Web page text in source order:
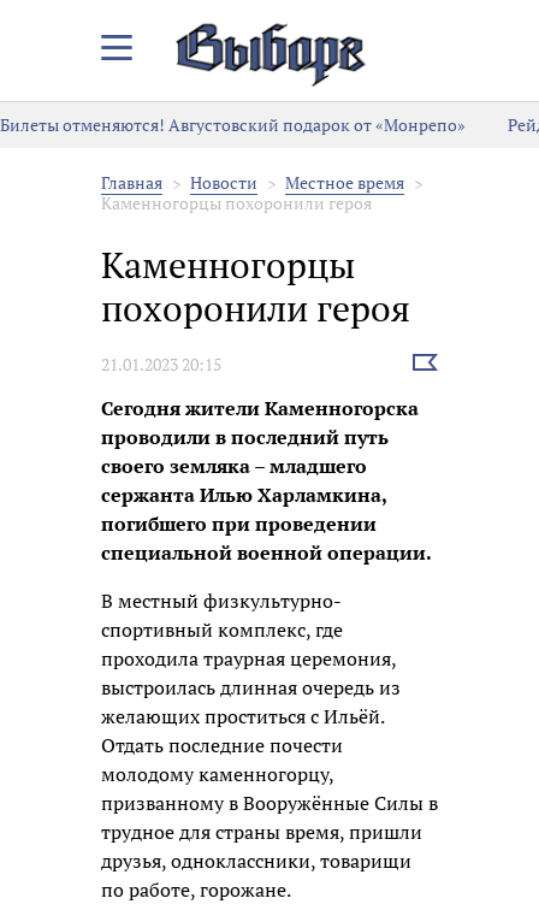
Закрыть/
меню
Билеты отменяются! Августовский подарок от «Монрепо»
Главная Новости
Местное время
Каменногорцы похоронили героя
Каменногорцы
похоронили героя
21.01.2023 20:15
Выбрать
Сегодня жители Каменногорска
проводили в последний путь
своего земляка – младшего
сержанта Илью Харламкина,
погибшего при проведении
специальной военной операции.
В местный физкультурно-
спортивный комплекс, где
проходила траурная церемония,
выстроилась длинная очередь из
желающих проститься с Ильёй.
Отдать последние почести
молодому каменногорцу,
призванному в Вооружённые Силы в
трудное для страны время, пришли
друзья, одноклассники, товарищи
по работе, горожане.